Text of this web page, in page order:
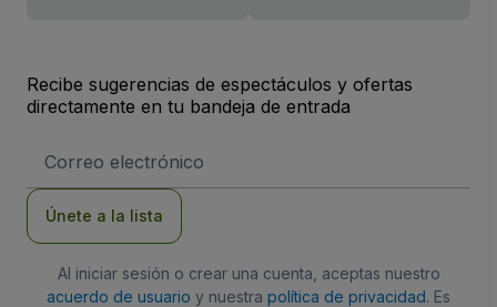
Recibe sugerencias de espectáculos y ofertas
directamente en tu bandeja de entrada
de
Únete a la lista
Al iniciar sesión o crear una cuenta, aceptas nuestro
acuerdo de usuario y nuestra política de privacidad. Es